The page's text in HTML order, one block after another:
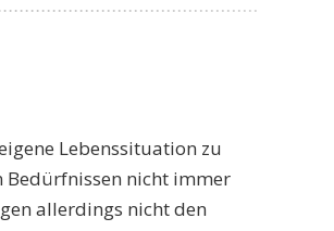
Lebenssituation zu
Bedürfnissen nicht immer
allerdings nicht den